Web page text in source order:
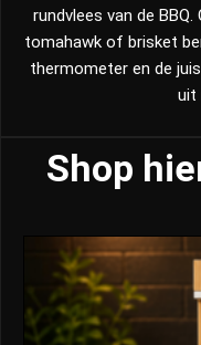
rundvlees van de
tomahawk of brisket
thermometer en de
uit
Shop